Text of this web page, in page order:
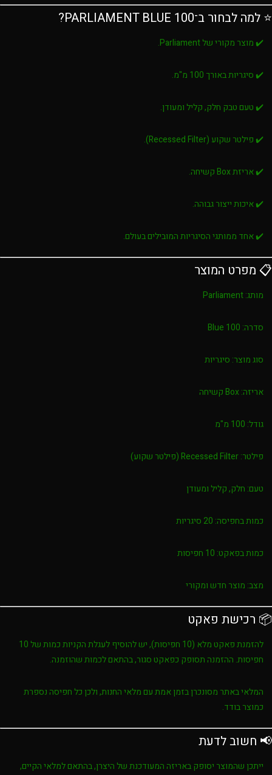
⭐ למה לבחור ב־PARLIAMENT BLUE 100?
✔️ מוצר מקורי של Parliament.
✔️ סיגריות באורך 100 מ"מ.
✔️ טעם טבק חלק, קליל ומעודן.
✔️ פילטר שקוע (Recessed Filter).
✔️ אריזת Box קשיחה.
✔️ איכות ייצור גבוהה.
✔️ אחד ממותגי הסיגריות המובילים בעולם.
📋 מפרט המוצר
מותג:
סדרה:
סוג מוצר: סיגריות
אריזה:
גודל:
פילטר:
טעם: חלק, קליל ומעודן
כמות בחפיסה:
כמות בפאקט:
מצב: מוצר חדש ומקורי
📦 רכישת פאקט
להזמנת פאקט מלא (10 חפיסות), יש להוסיף לעגלת הקניות כמות של
10
חפיסות. ההזמנה תסופק כפאקט סגור, בהתאם לכמות שהוזמנה.
המלאי באתר מסונכרן בזמן אמת עם מלאי החנות, ולכן כל חפיסה נספרת
כמוצר בודד.
📢 חשוב לדעת
ייתכן שהמוצר יסופק באריזה המעודכנת של היצרן, בהתאם למלאי הקיים,